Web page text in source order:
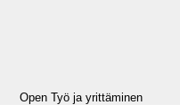
Open Työ ja yrittäminen